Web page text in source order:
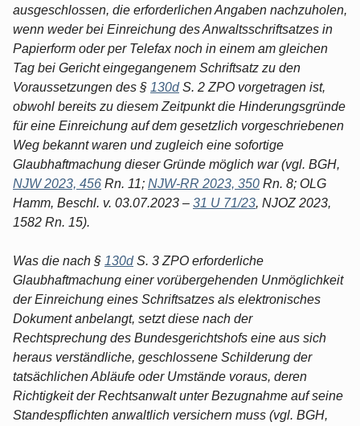
ausgeschlossen, die erforderlichen Angaben nachzuholen,
wenn weder bei Einreichung des Anwaltsschriftsatzes in
Papierform oder per Telefax noch in einem am gleichen
Tag bei Gericht eingegangenem Schriftsatz zu den
Voraussetzungen des § 130dS. 2 ZPO vorgetragen ist,
obwohl bereits zu diesem Zeitpunkt die Hinderungsgründe
für eine Einreichung auf dem gesetzlich vorgeschriebenen
Weg bekannt waren und zugleich eine sofortige
Glaubhaftmachung dieser Gründe möglich war (vgl. BGH,
NJW 2023, 456 Rn. 11; NJW-RR 2023, 350 Rn. 8; OLG
Hamm, Beschl. v. 03.07.2023 – 31 U 71/23, NJOZ 2023,
1582 Rn. 15).
Was die nach § 130dS. 3 ZPO erforderliche
Glaubhaftmachung einer vorübergehenden Unmöglichkeit
der Einreichung eines Schriftsatzes als elektronisches
Dokument anbelangt, setzt diese nach der
Rechtsprechung des Bundesgerichtshofs eine aus sich
heraus verständliche, geschlossene Schilderung der
tatsächlichen Abläufe oder Umstände voraus, deren
Richtigkeit der Rechtsanwalt unter Bezugnahme auf seine
Standespflichten anwaltlich versichern muss (vgl. BGH,